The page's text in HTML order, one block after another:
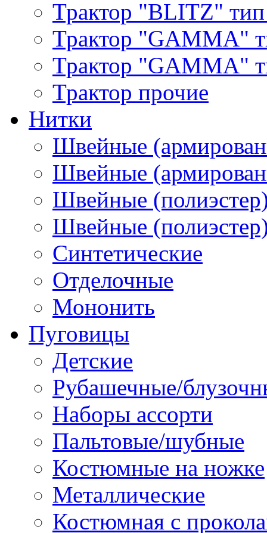
Трактор "BLITZ"
Трактор "GAMMA"
Трактор "GAMMA"
Трактор прочие
Нитки
Швейные
Швейные
Швейные
Швейные
Синтетические
Отделочные
Мононить
Пуговицы
Детские
Рубашечные/
Наборы ассорти
Пальтовые/шубные
Костюмные на ножке
Металлические
Костюмная с